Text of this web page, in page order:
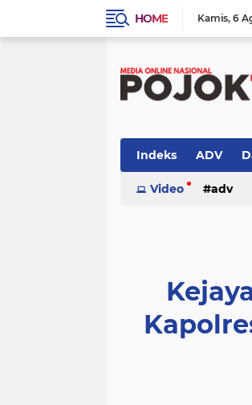
HOME Kamis 6
Indeks ADV
Sidoarjo TNI -
Video adv